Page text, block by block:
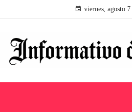
viernes, agosto 7